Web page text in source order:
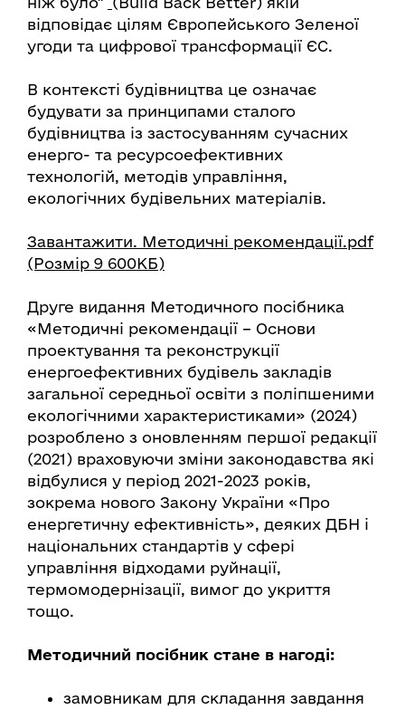
відповідає цілям Європейського Зеленої
угоди та цифрової трансформації ЄС.
В контексті будівництва це означає
будувати за принципами сталого
будівництва із застосуванням сучасних
енерго- та ресурсоефективних
технологій, методів управління,
екологічних будівельних матеріалів.
Завантажити. Методичні рекомендації.pdf
(Розмір 9 600КБ)
Друге видання Методичного посібника
«Методичні рекомендації – Основи
проектування та реконструкції
енергоефективних будівель закладів
загальної середньої освіти з поліпшеними
екологічними характеристиками» (2024)
розроблено з оновленням першої редакції
(2021) враховуючи зміни законодавства які
відбулися у період 2021-2023 років,
зокрема нового Закону України «Про
енергетичну ефективність», деяких ДБН і
національних стандартів у сфері
управління відходами руйнації,
термомодернізації, вимог до укриття
тощо.
Методичний посібник стане в нагоді:
замовникам для складання завдання